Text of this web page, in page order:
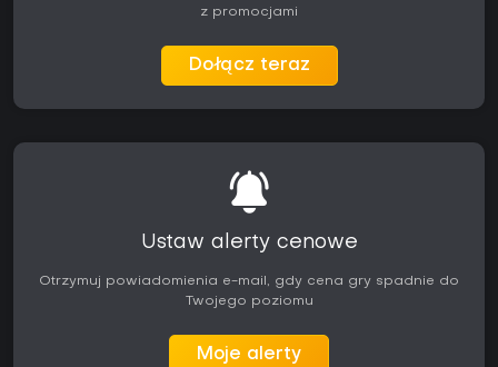
z promocjami
Dołącz teraz
Ustaw alerty cenowe
Otrzymuj powiadomienia e-mail, gdy cena gry spadnie do
Twojego poziomu
Moje alerty